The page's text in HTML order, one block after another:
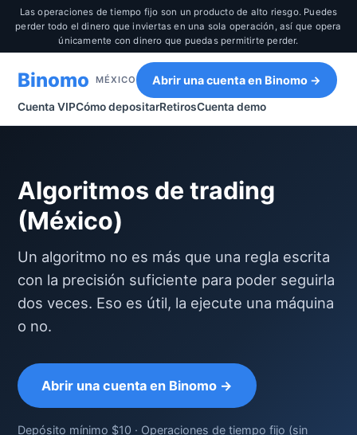
Las operaciones de tiempo fijo son un producto de alto riesgo. Puedes
perder todo el dinero que inviertas en una sola operación, así que opera
únicamente con dinero que puedas permitirte perder.
Binomo MÉXICO
Cuenta VIPCómo depositarRetirosCuenta demo
Abrir una cuenta en Binomo →
Algoritmos de trading
(México)
Un algoritmo no es más que una regla escrita
con la precisión suficiente para poder seguirla
dos veces. Eso es útil, la ejecute una máquina
o no.
Abrir una cuenta en Binomo →
Depósito mínimo $10 · Operaciones de tiempo fijo (sin